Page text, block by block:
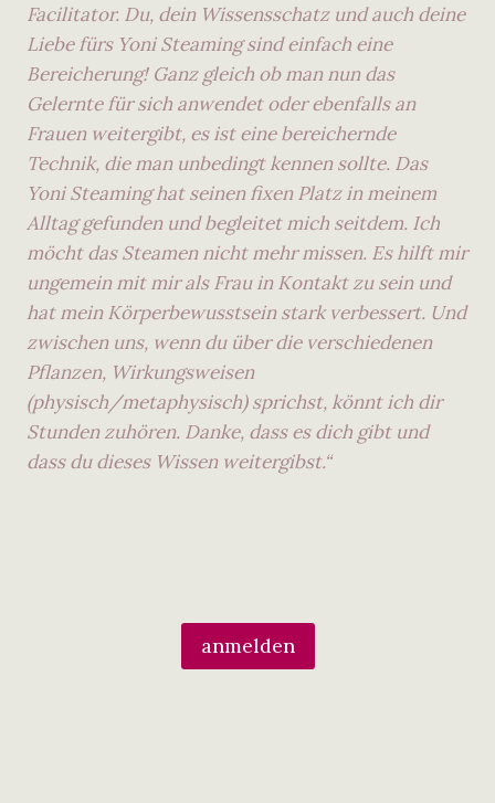
Facilitator. Du, dein Wissensschatz und auch deine
Liebe fürs Yoni Steaming sind einfach eine
Bereicherung! Ganz gleich ob man nun das
Gelernte für sich anwendet oder ebenfalls an
Frauen weitergibt, es ist eine bereichernde
Technik, die man unbedingt kennen sollte. Das
Yoni Steaming hat seinen fixen Platz in meinem
Alltag gefunden und begleitet mich seitdem. Ich
möcht das Steamen nicht mehr missen. Es hilft mir
ungemein mit mir als Frau in Kontakt zu sein und
hat mein Körperbewusstsein stark verbessert. Und
zwischen uns, wenn du über die verschiedenen
Pflanzen, Wirkungsweisen
(physisch/metaphysisch) sprichst, könnt ich dir
Stunden zuhören. Danke, dass es dich gibt und
dass du dieses Wissen weitergibst.“
anmelden